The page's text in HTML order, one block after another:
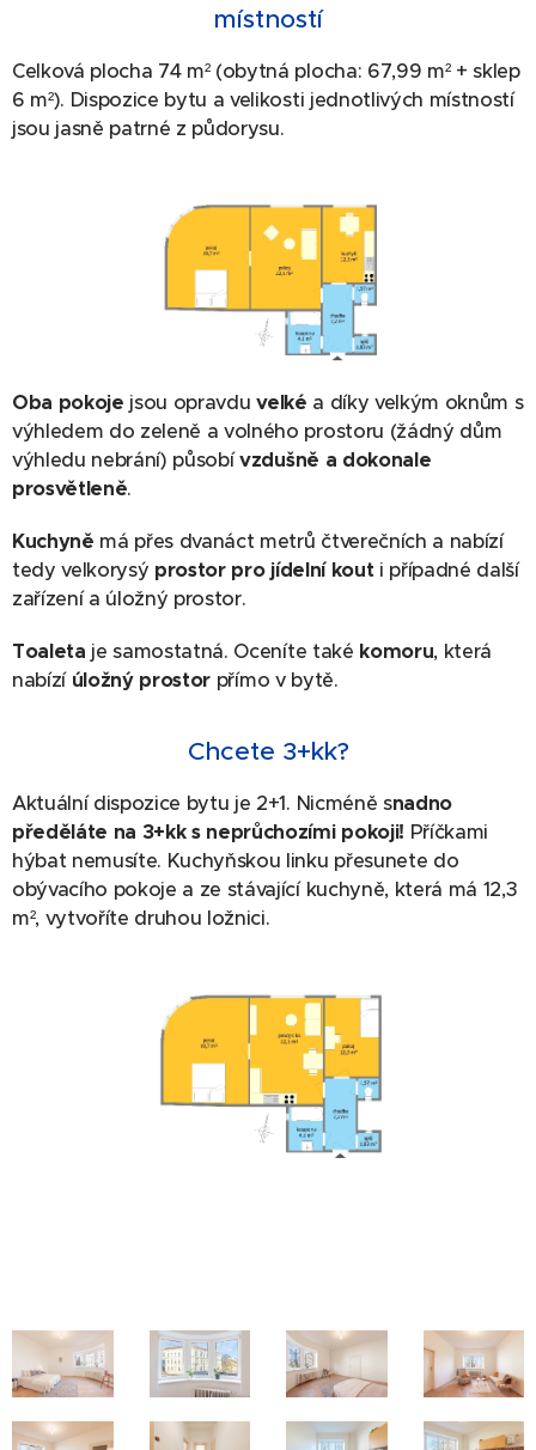
místností
Celková plocha 74 m² (obytná plocha: 67,99 m² + sklep
6 m²). Dispozice bytu a velikosti jednotlivých místností
jsou jasně patrné z půdorysu.
Oba pokoje jsou opravduvelké a díky velkým oknům s
výhledem do zeleně a volného prostoru (žádný dům
výhledu nebrání) působívzdušně a dokonale
prosvětleně.
Kuchyně má přes dvanáct metrů čtverečních a nabízí
tedy velkorysý prostor pro jídelní kouti případné další
zařízení a úložný prostor.
Toaleta je samostatná. Oceníte také komoru, která
nabízí úložný prostor přímo v bytě.
Chcete 3+kk?
Aktuální dispozice bytu je 2+1. Nicméně snadno
předěláte na 3+kk s neprůchozími pokoji! Příčkami
hýbat nemusíte. Kuchyňskou linku přesunete do
obývacího pokoje a ze stávající kuchyně, která má 12,3
m², vytvoříte druhou ložnici.